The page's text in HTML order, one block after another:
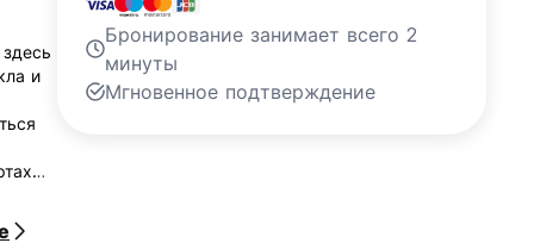
и
Бронирование занимает всего 2
минуты
Мгновенное подтверждение